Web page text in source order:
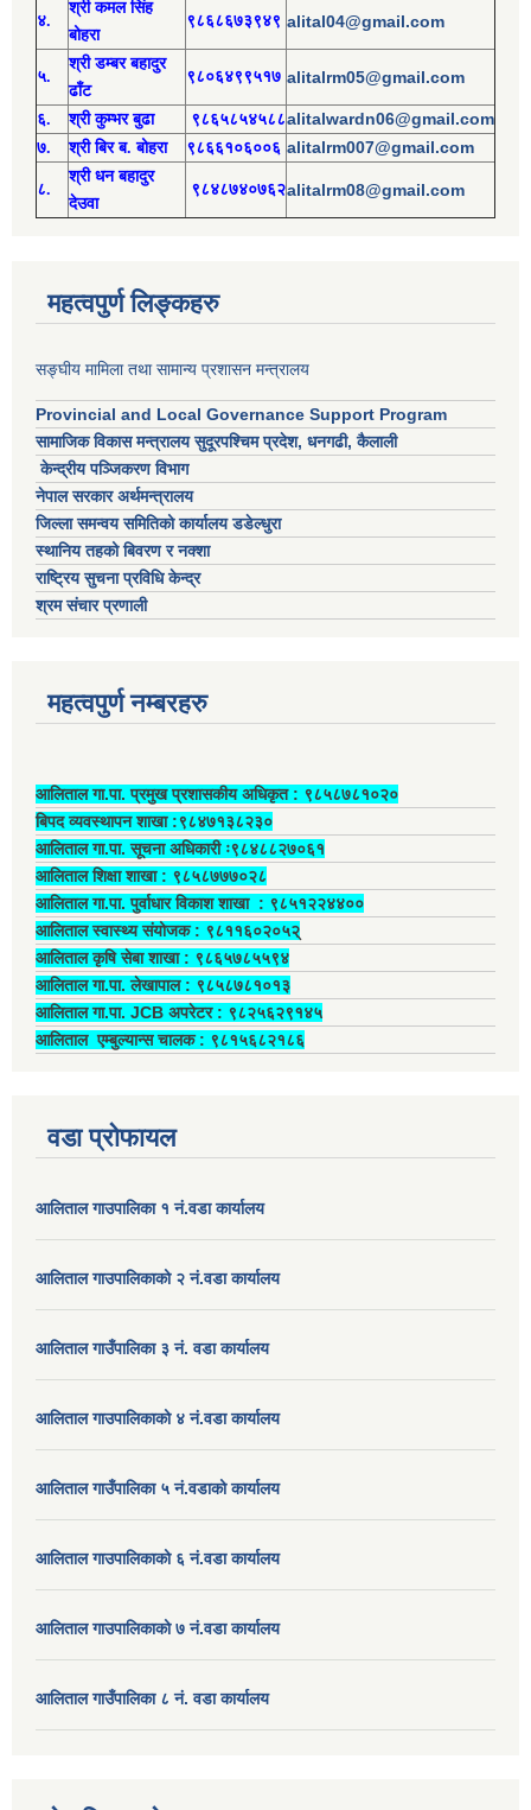
४.
श्री कमल सिंह
बोहरा
९८६८६७३९४९ alital04@gmail.com
५.
श्री डम्बर बहादुर
ढाँट
९८०६४९९५१७ alitalrm05@gmail.com
६. श्री कुम्भर बुढा ९८६५८५४५८८alitalwardn06@gmail.com
७. श्री बिर ब. बोहरा ९८६६१०६००६ alitalrm007@gmail.com
८.
श्री धन बहादुर
देउवा
९८४८७४०७६२alitalrm08@gmail.com
महत्वपुर्ण लिङ्कहरु
सङ्घीय मामिला तथा सामान्य प्रशासन मन्त्रालय
Provincial and Local Governance Support Program
सामाजिक विकास मन्त्रालय सुदूरपश्चिम प्रदेश, धनगढी, कैलाली
केन्द्रीय पञ्जिकरण विभाग
नेपाल सरकार अर्थमन्त्रालय
जिल्ला समन्वय समितिको कार्यालय डडेल्धुरा
स्थानिय तहको बिवरण र नक्शा
राष्ट्रिय सुचना प्रविधि केन्द्र
श्रम संचार प्रणाली
महत्वपुर्ण नम्बरहरु
आलिताल गा.पा. प्रमुख प्रशासकीय अधिकृत ‍: ९८५८७८१०२०
बिपद व्यवस्थापन शाखा :९८४७१३८२३०
आलिताल गा.पा. सूचना अधिकारी ः९८४८८२७०६१
आलिताल शिक्षा शाखा : ९८५८७७७०२८
आलिताल गा.पा. पुर्वाधार विकाश शाखा ‍: ९८५१२२४४००
आलिताल स्वास्थ्य संयोजक ‍: ९८११६०२०५२्
आलिताल कृषि सेबा शाखा : ९८६५७८५५९४
आलिताल गा.पा. लेखापाल ‍: ९८५८७८१०१३
आलिताल गा.पा. JCB अपरेटर ‍: ९८२५६२९१४५
आलिताल एम्बुल्यान्स चालक ‍: ९८१५६८२१८६
वडा प्रोफायल
आलिताल गाउपालिका १ नं.वडा कार्यालय
आलिताल गाउपालिकाको २ नं.वडा कार्यालय
आलिताल गाउँपालिका ३ नं. वडा कार्यालय
आलिताल गाउपालिकाको ४ नं.वडा कार्यालय
आलिताल गाउँपालिका ५ नं.वडाको कार्यालय
आलिताल गाउपालिकाको ६ नं.वडा कार्यालय
आलिताल गाउपालिकाको ७ नं.वडा कार्यालय
आलिताल गाउँपालिका ८ नं. वडा कार्यालय